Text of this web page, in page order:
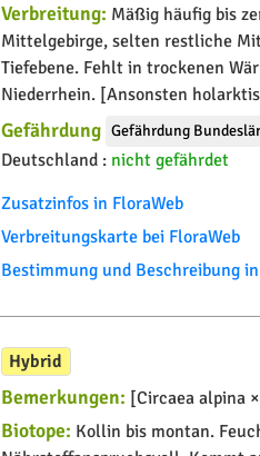
Verbreitung: Mäßig häufig bis
Mittelgebirge, selten restliche
Tiefebene. Fehlt in trockenen
Niederrhein. [Ansonsten
Gefährdung Gefährdung
Deutschland : nicht gefährdet
Zusatzinfos in FloraWeb
Verbreitungskarte bei FloraWeb
Bestimmung und Beschreibung
Hybrid
Bemerkungen: [Circaea alpina
Biotope: Kollin bis montan.